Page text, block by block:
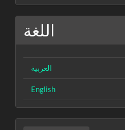
اللغة
العربية
English